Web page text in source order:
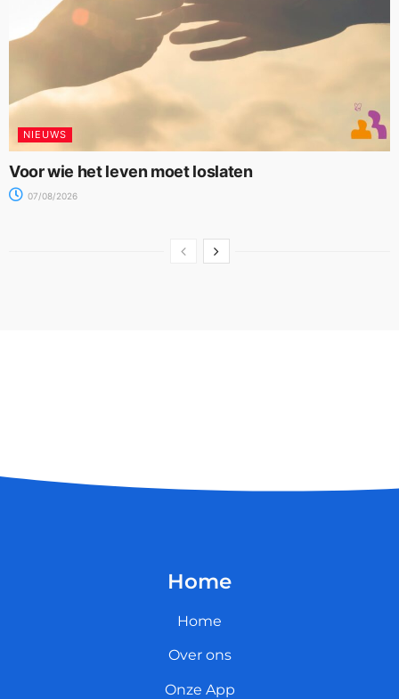
NIEUWS
Voor wie het leven moet loslaten
07/08/2026
Home
Home
Over ons
Onze App